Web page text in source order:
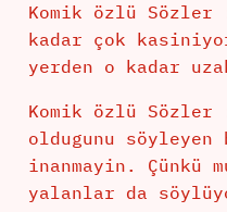
Komik özlü
kadar çok
yerden o kadar
Komik özlü Sözler
oldugunu
inanmayin. Çünkü
yalanlar da